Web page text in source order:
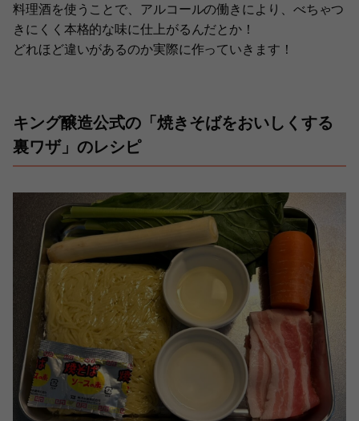
料理酒を使うことで、アルコールの働きにより、べちゃつ
きにくく本格的な味に仕上がるんだとか！
どれほど違いがあるのか実際に作っていきます！
キング醸造公式の「焼きそばをおいしくする
裏ワザ」のレシピ